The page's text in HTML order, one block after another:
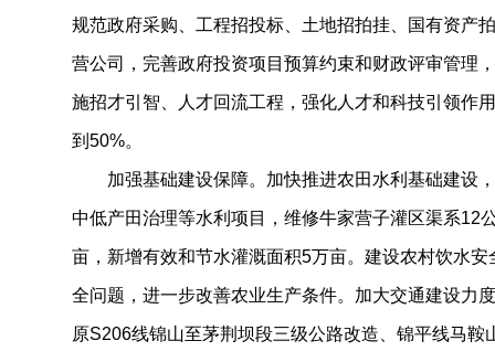
规范政府采购、工程招投标、土地招拍挂、国有资产
营公司，完善政府投资项目预算约束和财政评审管理
施招才引智、人才回流工程，强化人才和科技引领作
到50%。
加强基础建设保障。加快推进农田水利基础建设，
中低产田治理等水利项目，维修牛家营子灌区渠系12
亩，新增有效和节水灌溉面积5万亩。建设农村饮水
全问题，进一步改善农业生产条件。加大交通建设力
原S206线锦山至茅荆坝段三级公路改造、锦平线马鞍